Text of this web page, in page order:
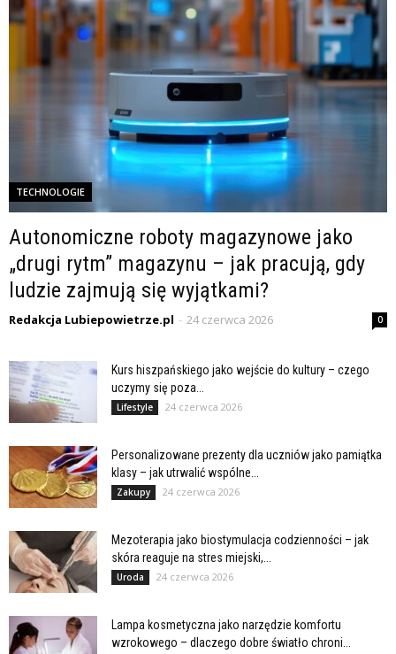
TECHNOLOGIE
Autonomiczne roboty magazynowe jako
„drugi rytm” magazynu – jak pracują, gdy
ludzie zajmują się wyjątkami?
Redakcja Lubiepowietrze.pl - 24 czerwca 2026 0
Kurs hiszpańskiego jako wejście do kultury – czego
uczymy się poza...
Lifestyle 24 czerwca 2026
Personalizowane prezenty dla uczniów jako pamiątka
klasy – jak utrwalić wspólne...
Zakupy 24 czerwca 2026
Mezoterapia jako biostymulacja codzienności – jak
skóra reaguje na stres miejski,...
Uroda 24 czerwca 2026
Lampa kosmetyczna jako narzędzie komfortu
wzrokowego – dlaczego dobre światło chroni...